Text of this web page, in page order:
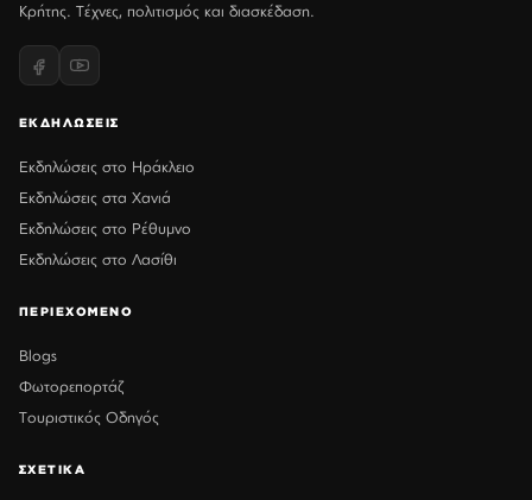
Κρήτης. Τέχνες, πολιτισμός και διασκέδαση.
ΕΚΔΗΛΩΣΕΙΣ
Εκδηλώσεις στο Ηράκλειο
Εκδηλώσεις στα Χανιά
Εκδηλώσεις στο Ρέθυμνο
Εκδηλώσεις στο Λασίθι
ΠΕΡΙΕΧΟΜΕΝΟ
Blogs
Φωτορεπορτάζ
Τουριστικός Οδηγός
ΣΧΕΤΙΚΑ